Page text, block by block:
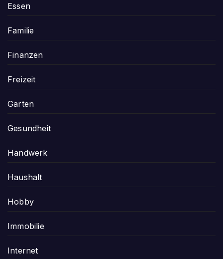
Essen
Familie
Finanzen
Freizeit
Garten
Gesundheit
Handwerk
Haushalt
Hobby
Immobilie
Internet